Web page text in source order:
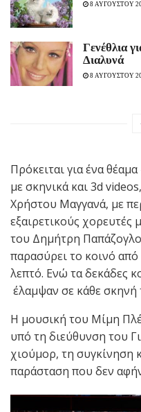
8 ΑΥΓΟΥΣΤΟΥ
Γενέθλια
Διαλυνά
8 ΑΥΓΟΥΣΤΟΥ
Πρόκειται για ένα
με σκηνικά και 3d
Χρήστου Μαγγανά, με
εξαιρετικούς χορευτές
του Δημήτρη
παρασύρει το κοινό
λεπτό. Ενώ τα δεκάδες
έλαμψαν σε κάθε σκηνή
Η μουσική του Μίμη
υπό τη διεύθυνση του
χιούμορ, τη συγκίνηση
παράσταση που δεν